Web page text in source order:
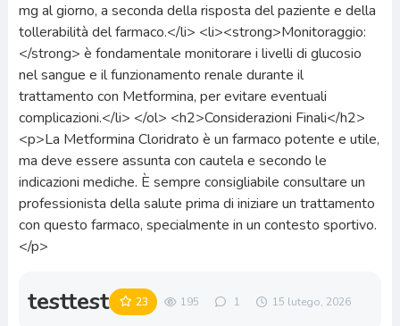
mg al giorno, a seconda della risposta del paziente e della
tollerabilità del farmaco.</li> <li><strong>Monitoraggio:
</strong> è fondamentale monitorare i livelli di glucosio
nel sangue e il funzionamento renale durante il
trattamento con Metformina, per evitare eventuali
complicazioni.</li> </ol> <h2>Considerazioni Finali</h2>
<p>La Metformina Cloridrato è un farmaco potente e utile,
ma deve essere assunta con cautela e secondo le
indicazioni mediche. È sempre consigliabile consultare un
professionista della salute prima di iniziare un trattamento
con questo farmaco, specialmente in un contesto sportivo.
</p>
testtest 23 195 1 15 lutego, 2026